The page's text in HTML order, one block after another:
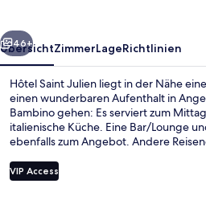
Weiter
46+
ÜbersichtZimmerLageRichtlinien
Hôtel Saint Julien liegt in der Nähe
einen wunderbaren Aufenthalt in
Bambino gehen: Es serviert zum
italienische Küche. Eine Bar/Lounge
ebenfalls zum Angebot. Andere
VIP Access